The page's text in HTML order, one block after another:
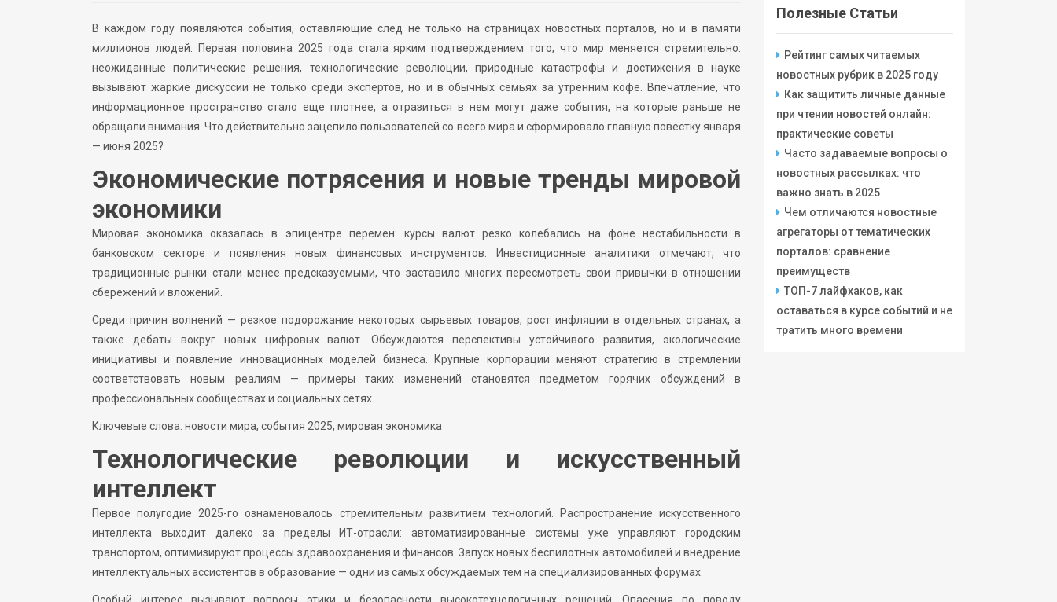
В каждом году появляются события, оставляющие след не только на страницах новостных порталов, но и в памяти
миллионов людей. Первая половина 2025 года стала ярким подтверждением того, что мир меняется стремительно:
неожиданные политические решения, технологические революции, природные катастрофы и достижения в науке
вызывают жаркие дискуссии не только среди экспертов, но и в обычных семьях за утренним кофе. Впечатление, что
информационное пространство стало еще плотнее, а отразиться в нем могут даже события, на которые раньше не
обращали внимания. Что действительно зацепило пользователей со всего мира и сформировало главную повестку января
— июня 2025?
Экономические потрясения и новые тренды мировой
экономики
Мировая экономика оказалась в эпицентре перемен: курсы валют резко колебались на фоне нестабильности в
банковском секторе и появления новых финансовых инструментов. Инвестиционные аналитики отмечают, что
традиционные рынки стали менее предсказуемыми, что заставило многих пересмотреть свои привычки в отношении
сбережений и вложений.
Среди причин волнений — резкое подорожание некоторых сырьевых товаров, рост инфляции в отдельных странах, а
также дебаты вокруг новых цифровых валют. Обсуждаются перспективы устойчивого развития, экологические
инициативы и появление инновационных моделей бизнеса. Крупные корпорации меняют стратегию в стремлении
соответствовать новым реалиям — примеры таких изменений становятся предметом горячих обсуждений в
профессиональных сообществах и социальных сетях.
Ключевые слова: новости мира, события 2025, мировая экономика
Технологические революции и искусственный
интеллект
Первое полугодие 2025-го ознаменовалось стремительным развитием технологий. Распространение искусственного
интеллекта выходит далеко за пределы ИТ-отрасли: автоматизированные системы уже управляют городским
транспортом, оптимизируют процессы здравоохранения и финансов. Запуск новых беспилотных автомобилей и внедрение
интеллектуальных ассистентов в образование — одни из самых обсуждаемых тем на специализированных форумах.
Особый интерес вызывают вопросы этики и безопасности высокотехнологичных решений. Опасения по поводу
Полезные Статьи
Рейтинг самых читаемых
новостных рубрик в 2025 году
Как защитить личные данные
при чтении новостей онлайн:
практические советы
Часто задаваемые вопросы о
новостных рассылках: что
важно знать в 2025
Чем отличаются новостные
агрегаторы от тематических
порталов: сравнение
преимуществ
ТОП-7 лайфхаков, как
оставаться в курсе событий и не
тратить много времени